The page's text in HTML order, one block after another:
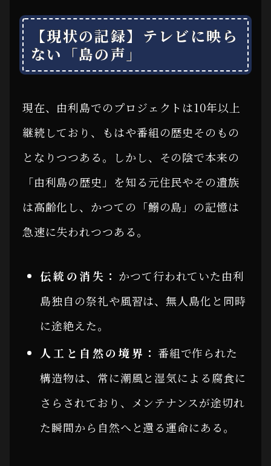
【現状の記録】テレビに映ら
ない「島の声」
現在、由利島でのプロジェクトは10年以上
継続しており、もはや番組の歴史そのもの
となりつつある。しかし、その陰で本来の
「由利島の歴史」を知る元住民やその遺族
は高齢化し、かつての「鰯の島」の記憶は
急速に失われつつある。
伝統の消失： かつて行われていた由利
島独自の祭礼や風習は、無人島化と同時
に途絶えた。
人工と自然の境界： 番組で作られた
構造物は、常に潮風と湿気による腐食に
さらされており、メンテナンスが途切れ
た瞬間から自然へと還る運命にある。